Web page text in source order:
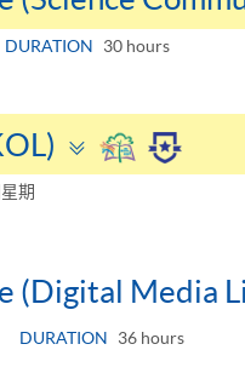
DURATION 30 hours
Toggle
panel
期
(Digital Media
DURATION 36 hours